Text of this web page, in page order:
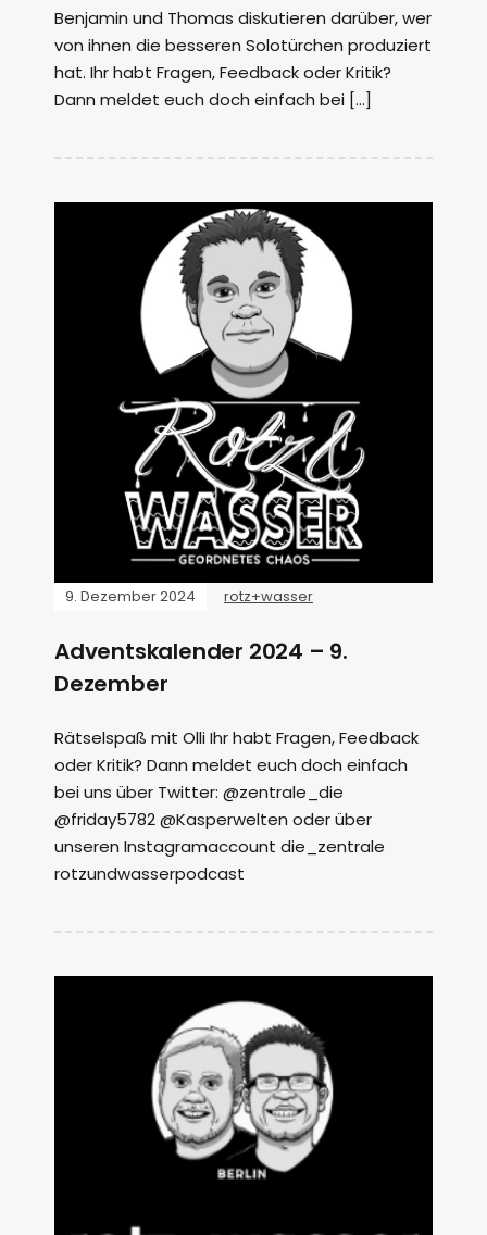
Benjamin und Thomas diskutieren darüber, wer
von ihnen die besseren Solotürchen produziert
hat. Ihr habt Fragen, Feedback oder Kritik?
Dann meldet euch doch einfach bei […]
9. Dezember 2024 rotz+wasser
Adventskalender 2024 – 9.
Dezember
Rätselspaß mit Olli Ihr habt Fragen, Feedback
oder Kritik? Dann meldet euch doch einfach
bei uns über Twitter: @zentrale_die
@friday5782 @Kasperwelten oder über
unseren Instagramaccount die_zentrale
rotzundwasserpodcast